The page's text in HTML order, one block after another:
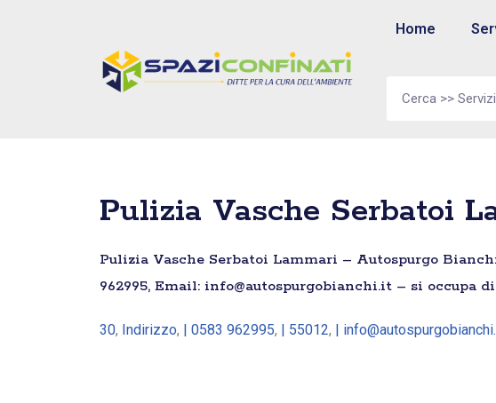
Home
Pulizia Vasche Serbatoi
Pulizia Vasche Serbatoi Lammari – Autospurgo
962995, Email: info@autospurgobianchi.it – si
30, Indirizzo, | 0583 962995, | 55012, |